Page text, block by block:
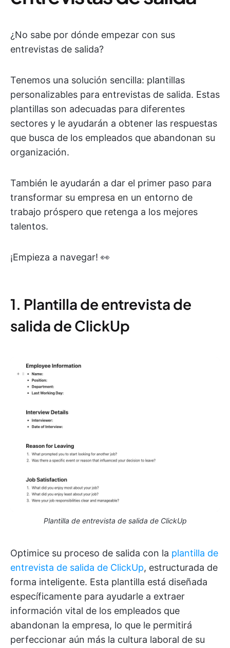
¿No sabe por dónde empezar con sus
entrevistas de salida?
Tenemos una solución sencilla: plantillas
personalizables para entrevistas de salida. Estas
plantillas son adecuadas para diferentes
sectores y le ayudarán a obtener las respuestas
que busca de los empleados que abandonan su
organización.
También le ayudarán a dar el primer paso para
transformar su empresa en un entorno de
trabajo próspero que retenga a los mejores
talentos.
¡Empieza a navegar! 👀
1. Plantilla de entrevista de
salida de ClickUp
Plantilla de entrevista de salida de ClickUp
Optimice su proceso de salida con la plantilla de
entrevista de salida de ClickUp, estructurada de
forma inteligente. Esta plantilla está diseñada
específicamente para ayudarle a extraer
información vital de los empleados que
abandonan la empresa, lo que le permitirá
perfeccionar aún más la cultura laboral de su